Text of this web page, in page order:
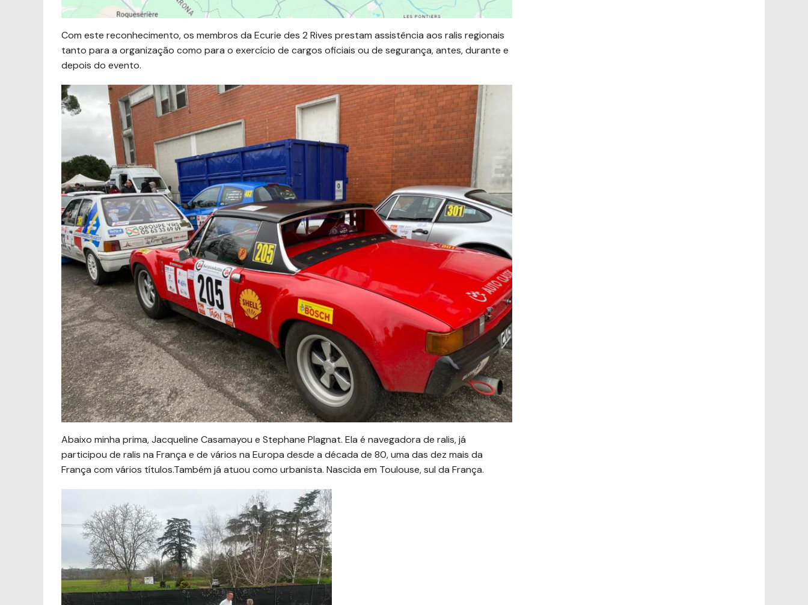
Com este reconhecimento, os membros da Ecurie des 2 Rives prestam assistência aos ralis regionais
tanto para a organização como para o exercício de cargos oficiais ou de segurança, antes, durante e
depois do evento.
Abaixo minha prima, Jacqueline Casamayou e Stephane Plagnat. Ela é navegadora de ralis, já
participou de ralis na França e de vários na Europa desde a década de 80, uma das dez mais da
França com vários títulos.Também já atuou como urbanista. Nascida em Toulouse, sul da França.